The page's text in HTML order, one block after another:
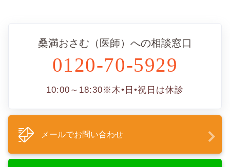
桑満おさむ（医師）への相談窓口
0120-70-5929
10:00～18:30※木•日•祝日は休診
メールでお問い合わせ